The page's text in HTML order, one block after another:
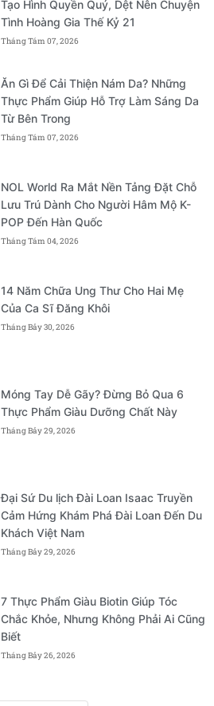
Tạo Hình Quyền Quý, Dệt Nên Chuyện
Tình Hoàng Gia Thế Kỷ 21
Tháng Tám 07, 2026
Ăn Gì Để Cải Thiện Nám Da? Những
Thực Phẩm Giúp Hỗ Trợ Làm Sáng Da
Từ Bên Trong
Tháng Tám 07, 2026
NOL World Ra Mắt Nền Tảng Đặt Chỗ
Lưu Trú Dành Cho Người Hâm Mộ K-
POP Đến Hàn Quốc
Tháng Tám 04, 2026
14 Năm Chữa Ung Thư Cho Hai Mẹ
Của Ca Sĩ Đăng Khôi
Tháng Bảy 30, 2026
Móng Tay Dễ Gãy? Đừng Bỏ Qua 6
Thực Phẩm Giàu Dưỡng Chất Này
Tháng Bảy 29, 2026
Đại Sứ Du lịch Đài Loan Isaac Truyền
Cảm Hứng Khám Phá Đài Loan Đến Du
Khách Việt Nam
Tháng Bảy 29, 2026
7 Thực Phẩm Giàu Biotin Giúp Tóc
Chắc Khỏe, Nhưng Không Phải Ai Cũng
Biết
Tháng Bảy 26, 2026